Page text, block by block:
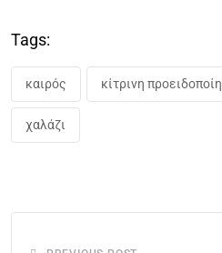
Tags:
καιρός κίτρινη
χαλάζι